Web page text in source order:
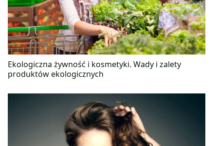
Ekologiczna żywność i kosmetyki. Wady i zalety
produktów ekologicznych